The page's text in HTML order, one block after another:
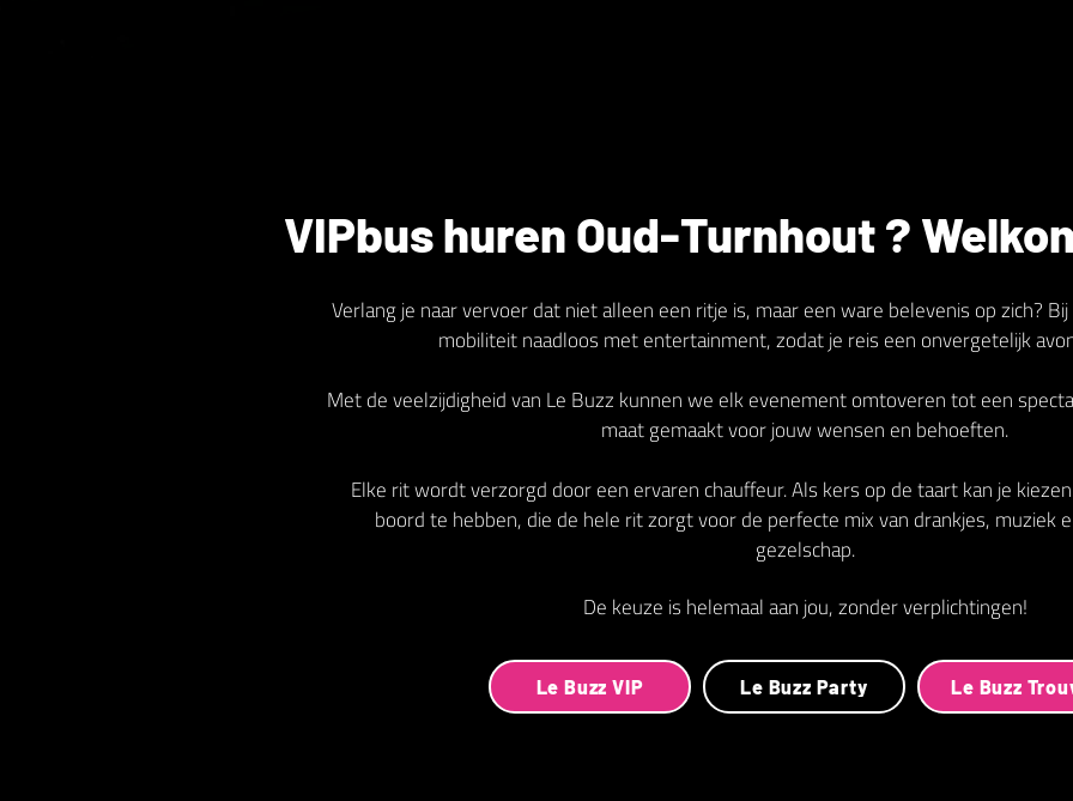
VIPbus huren Oud-Turnhout ?
Verlang je naar vervoer dat niet alleen een ritje is, maar een ware belevenis op zich?
mobiliteit naadloos met entertainment, zodat je reis een onvergetelijk
Met de veelzijdigheid van Le Buzz kunnen we elk evenement omtoveren tot een
maat gemaakt voor jouw wensen en behoeften.
Elke rit wordt verzorgd door een ervaren chauffeur. Als kers op de taart kan je
boord te hebben, die de hele rit zorgt voor de perfecte mix van drankjes, muziek
gezelschap.
De keuze is helemaal aan jou, zonder verplichtingen!
Le Buzz VIP Le Buzz Party Le Buzz